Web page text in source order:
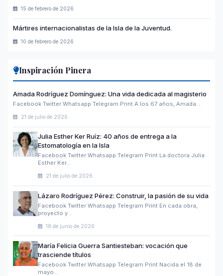
15 de febrero de 2026
Mártires internacionalistas de la Isla de la Juventud.
10 de febrero de 2026
Inspiración Pinera
Amada Rodríguez Domínguez: Una vida dedicada al magisterio
Facebook Twitter Whatsapp Telegram Print A los 67 años, Amada…
21 de julio de 2026
Julia Esther Ker Ruíz: 40 años de entrega a la
Estomatología en la Isla
Facebook Twitter Whatsapp Telegram Print La doctora Julia
Esther Ker…
21 de julio de 2026
Lázaro Rodríguez Pérez: Construir, la pasión de su vida
Facebook Twitter Whatsapp Telegram Print En cada obra,
proyecto y…
18 de junio de 2026
María Felicia Guerra Santiesteban: vocación que
trasciende títulos
Facebook Twitter Whatsapp Telegram Print Nacida el 18 de
mayo…